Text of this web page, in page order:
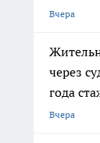
Вчера
через
года
Вчера